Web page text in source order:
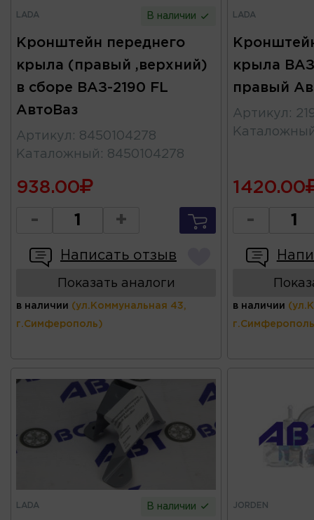
LADA В наличии
Кронштейн переднего
крыла (правый ,верхний)
в сборе ВАЗ-2190 FL
АвтоВаз
Артикул : 8450104278
Каталожный : 8450104278
938.00
- +
Написать отзыв
Показать аналоги
в наличии (ул.Коммунальная 43,
г.Симферополь)
LADA
крыла
правый
Артикул :
1420.00
-
в наличии
LADA В наличии JORDEN